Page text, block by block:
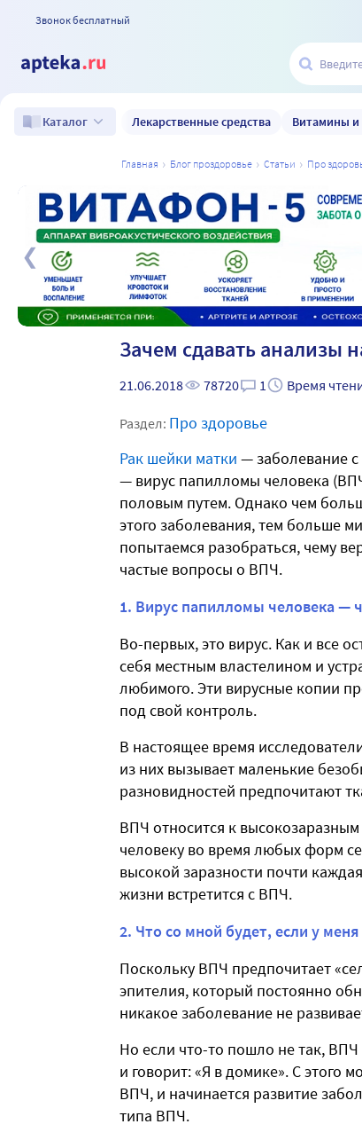
Звонок бесплатный
Каталог Лекарственные средства Витамины и
главная блог проздоровье статьи про
Зачем сдавать анализы
21.06.2018 78720 1 Время
Раздел: Про здоровье
Рак шейки матки — заболевание с
— вирус папилломы человека
половым путем. Однако чем
этого заболевания, тем больше
попытаемся разобраться, чему
частые вопросы о ВПЧ.
1. Вирус папилломы человека —
Во-первых, это вирус. Как и все
себя местным властелином и
любимого. Эти вирусные копии
под свой контроль.
В настоящее время
из них вызывает маленькие
разновидностей предпочитают
ВПЧ относится к
человеку во время любых форм
высокой заразности почти
жизни встретится с ВПЧ.
2. Что со мной будет, если у
Поскольку ВПЧ предпочитает
эпителия, который постоянно
никакое заболевание не
Но если что-то пошло не так, ВПЧ
и говорит: «Я в домике». С этого
ВПЧ, и начинается развитие
типа ВПЧ.